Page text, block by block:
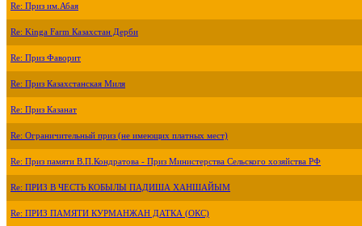
Re: Приз им.Абая
Re: Kinga Farm Казахстан Дерби
Re: Приз Фаворит
Re: Приз Казахстанская Миля
Re: Приз Казанат
Re: Ограничительный приз (не имеющих платных мест)
Re: Приз памяти В.П.Кондратова - Приз Министерства Сельского хозяйства РФ
Re: ПРИЗ В ЧЕСТЬ КОБЫЛЫ ПАДИША ХАНШАЙЫМ
Re: ПРИЗ ПАМЯТИ КУРМАНЖАН ДАТКА (ОКС)